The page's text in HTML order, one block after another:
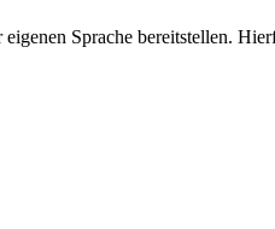
Sprache bereitstellen.